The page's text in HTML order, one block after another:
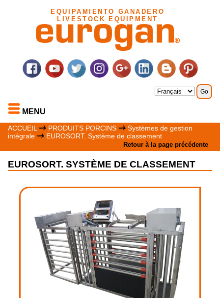
EQUIPAMIENTO GANADERO
LIVESTOCK EQUIPMENT
MENU
ACCUEIL PRODUITS PORCINS
Systèmes de gestion
intégrale
EUROSORT. Système de classement
Retour à la page précédente
EUROSORT. SYSTÈME DE CLASSEMENT